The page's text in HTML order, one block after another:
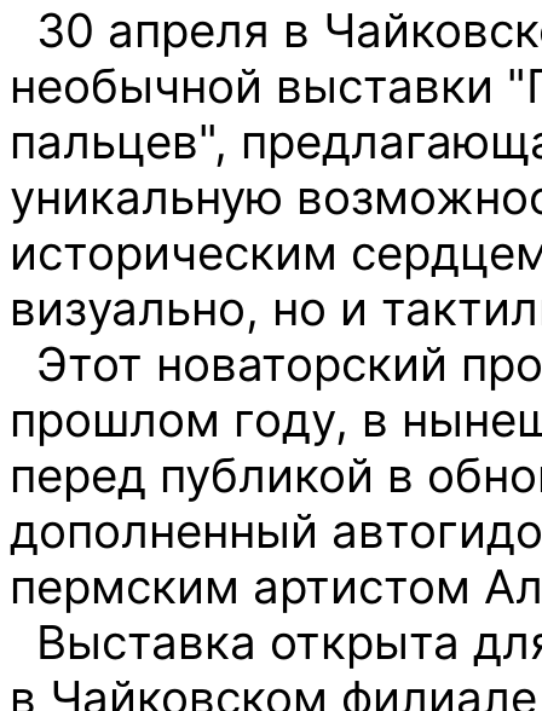
30 апреля в
необычной выставки
пальцев",
уникальную
историческим
визуально, но и
Этот новаторский
прошлом году, в
перед публикой в
дополненный
пермским артистом
Выставка открыта
в Чайковском